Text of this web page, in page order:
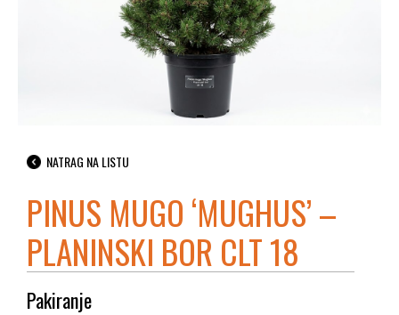
NATRAG NA LISTU
PINUS MUGO ‘MUGHUS’ –
PLANINSKI BOR CLT 18
Pakiranje